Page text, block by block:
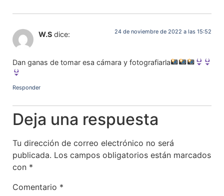
W.S dice: 24 de noviembre de 2022 a las 15:52
Dan ganas de tomar esa cámara y fotografiarla
Responder
Deja una respuesta
Tu dirección de correo electrónico no será
publicada. Los campos obligatorios están marcados
con *
Comentario *